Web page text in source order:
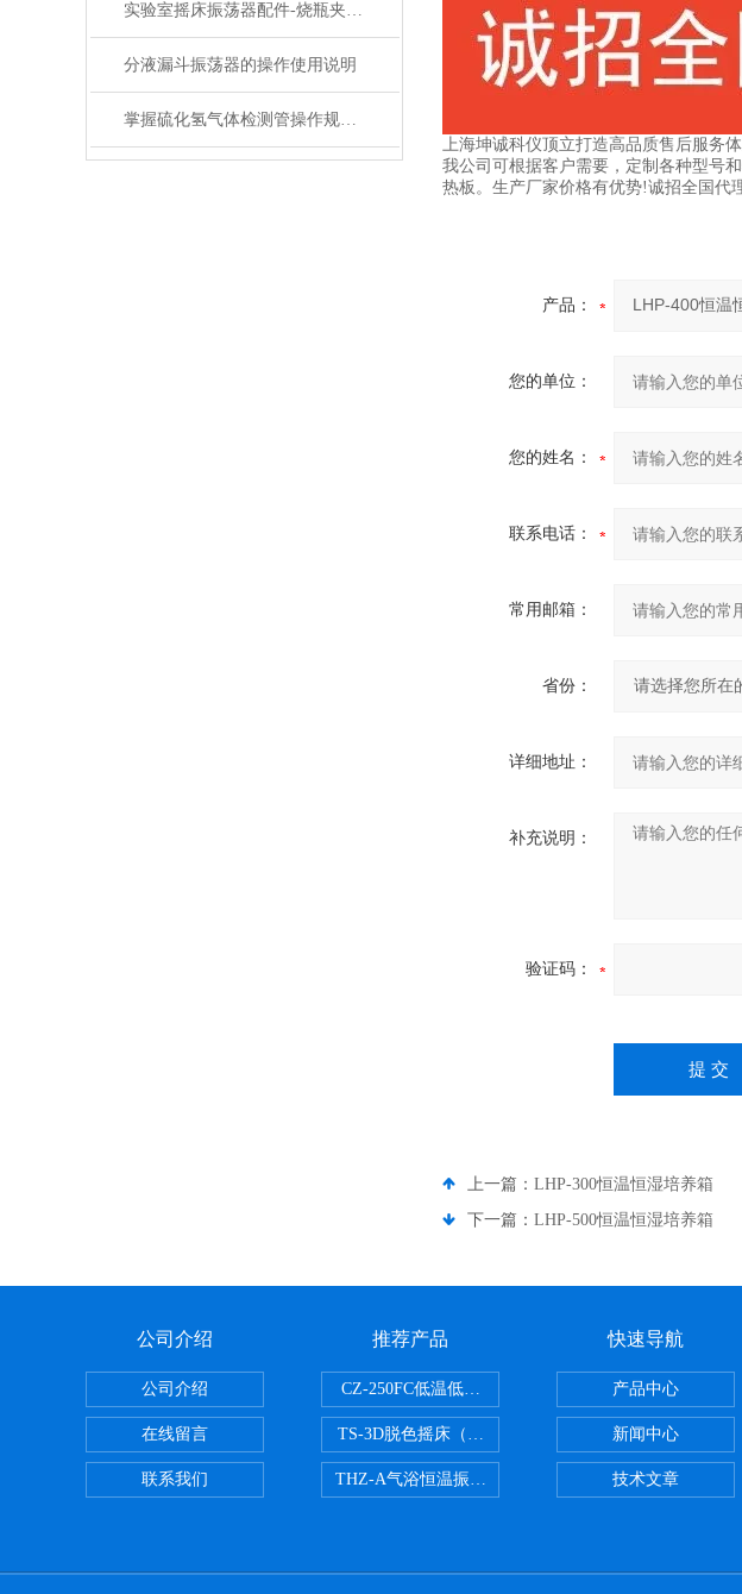
实验室摇床振荡器配件-烧瓶夹具的分类和介绍
分液漏斗振荡器的操作使用说明
掌握硫化氢气体检测管操作规范，筑牢作业安全防线
上海坤诚科仪顶立打造高品质售后服务
我公司可根据客户需要，定制各种型号
热板。生产厂家价格有优势!诚招全国代
产品：
您的单位：
您的姓名：
联系电话：
常用邮箱：
省份：
详细地址：
补充说明：
验证码：
上一篇： LHP-300恒温恒湿培养箱
下一篇： LHP-500恒温恒湿培养箱
公司介绍
公司介绍
在线留言
联系我们
推荐产品
CZ-250FC低温低湿种子储藏柜
TS-3D脱色摇床（三维运动）
THZ-A气浴恒温振荡器
快速导航
产品中心
新闻中心
技术文章